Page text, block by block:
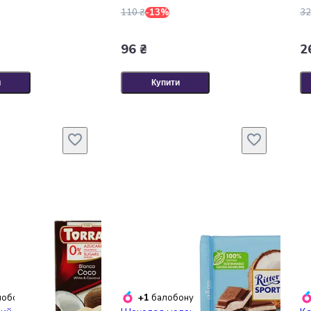
110 ₴-13%
96 ₴
Купити
+1 балобонус